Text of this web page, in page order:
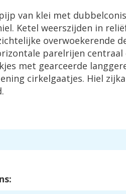
van klei met
. Ketel weerszijden in relië
overwoekerende
parelrijen centraal
met gearceerde
cirkelgaatjes. Hiel
.
: